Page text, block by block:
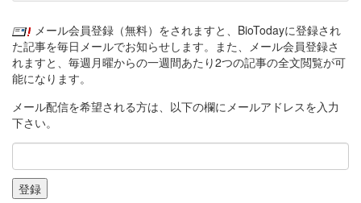
メール会員登録（無料）をされますと、BioTodayに登録され
た記事を毎日メールでお知らせします。また、メール会員登録さ
れますと、毎週月曜からの一週間あたり2つの記事の全文閲覧が可
能になります。
メール配信を希望される方は、以下の欄にメールアドレスを入力
下さい。